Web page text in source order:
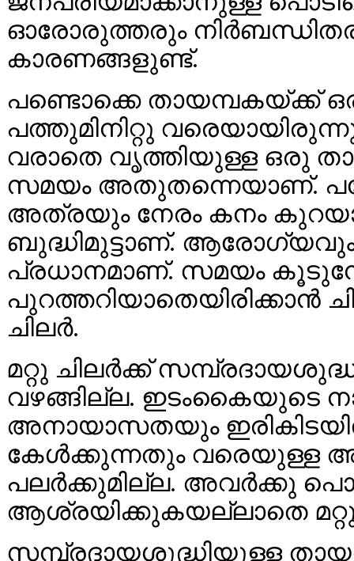
ഓരോരുത്തരും
കാരണങ്ങളുണ്ട്.
പണ്ടൊക്കെ തായമ്പകയ്ക്ക്
പത്തുമിനിറ്റു
വരാതെ വൃത്തിയുള്ള ഒരു
സമയം അതുതന്നെയാണ്.
അത്രയും നേരം കനം
ബുദ്ധിമുട്ടാണ്. ആരോഗ്യവും
പ്രധാനമാണ്. സമയം
പുറത്തറിയാതെയിരിക്കാന്‍
ചിലര്‍.
മറ്റു ചിലര്‍ക്ക്
വഴങ്ങില്ല. ഇടംകൈയുടെ
അനായാസതയും
കേള്‍ക്കുന്നതും വരെയുള്ള
പലര്‍ക്കുമില്ല. അവര്‍ക്കു
ആശ്രയിക്കുകയല്ലാതെ മറ്റു
സമ്പ്രദായശുദ്ധിയുള്ള